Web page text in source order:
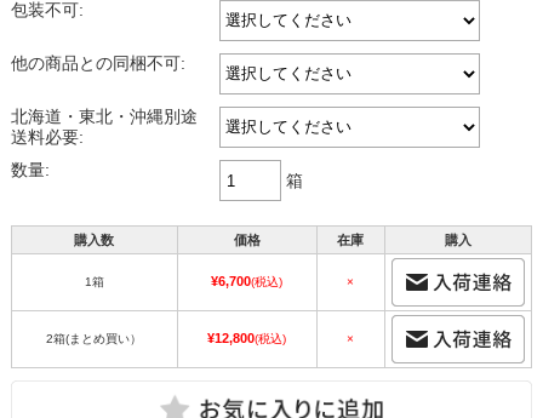
包装不可:
他の商品との同梱不可:
北海道・東北・沖縄別途
送料必要:
数量:
箱
購入数 価格 在庫 購入
1箱 ¥6,700(税込) ×
2箱(まとめ買い） ¥12,800(税込) ×